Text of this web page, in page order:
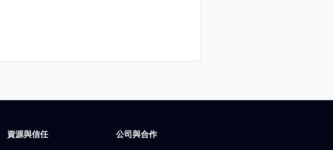
資源與信任 公司與合作